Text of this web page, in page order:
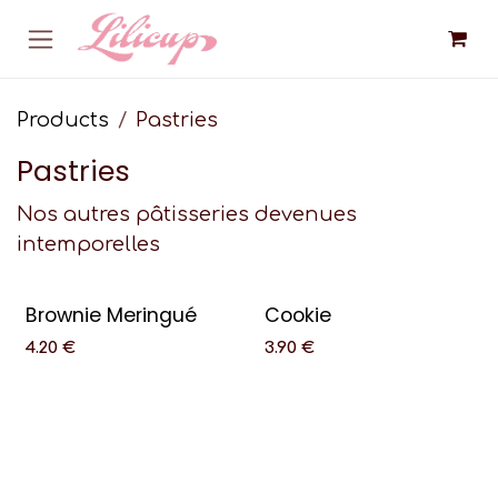
Skip to Content
Products Pastries
Pastries
Nos autres pâtisseries devenues
intemporelles
Brownie Meringué
4.20 €
Cookie
3.90€